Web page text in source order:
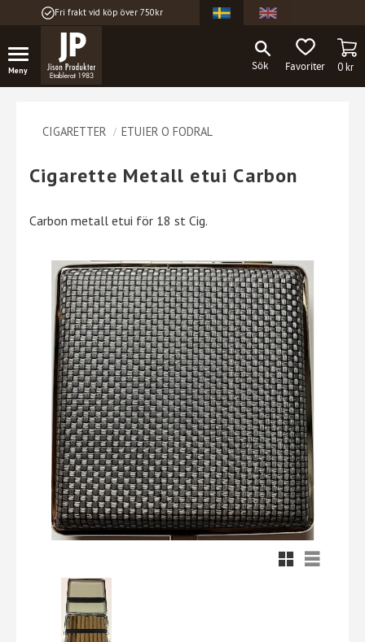
Fri frakt vid köp över 750kr
FAVORITER0kr
CIGARETTER ETUIER O FODRAL
Cigarette Metall etui Carbon
Carbon metall etui för 18 st Cig.
Rutnätsvy
Listvy